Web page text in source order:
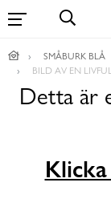
SMÅBURK BLÅ
BILD AV EN
Detta är